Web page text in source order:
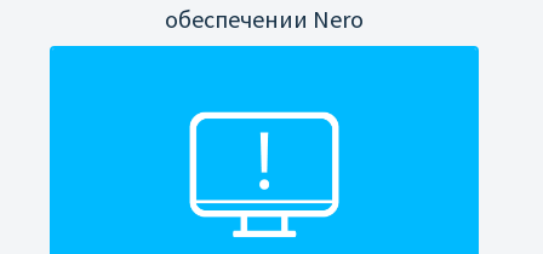
обеспечении Nero